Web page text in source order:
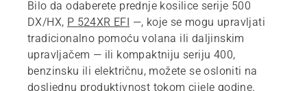
Bilo da odaberete prednje kosilice serije 500
DX/HX, P 524XR EFI —, koje se mogu upravljati
tradicionalno pomoću volana ili daljinskim
upravljačem — ili kompaktniju seriju 400,
benzinsku ili električnu, možete se osloniti na
dosljednu produktivnost tokom cijele godine.